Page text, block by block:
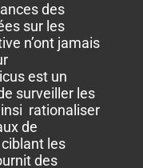
des
sur les
n’ont jamais
est un
surveiller les
rationaliser
de
les